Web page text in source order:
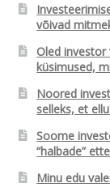
võivad
Oled investor
küsimused,
Noored
selleks, et
Soome
“halbade”
Minu edu